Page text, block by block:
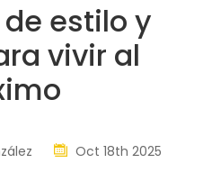
estilo y
vivir al
Oct 18th 2025